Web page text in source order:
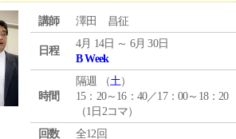
講師 澤田 昌征
日程
4月 14日 ～ 6月 30日
B Week
時間
隔週 （土）
15：20～16：40／17：00～18：20
（1日2コマ）
回数
全12回